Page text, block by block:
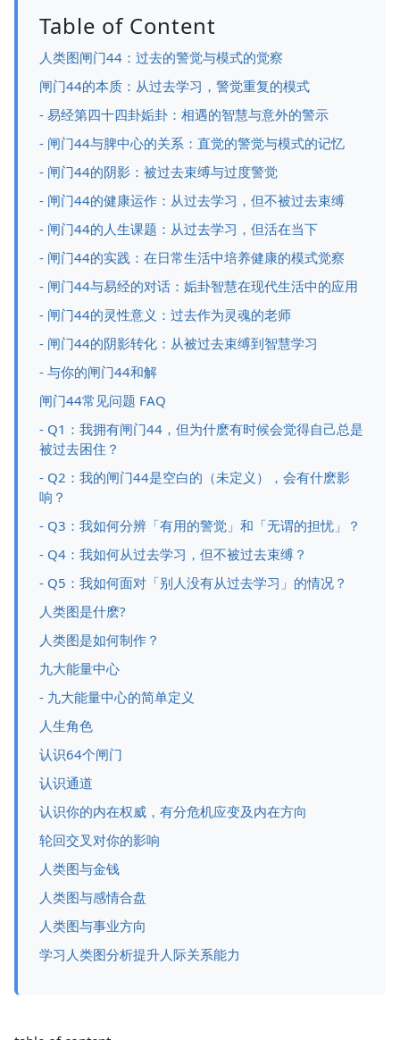
Table of Content
人类图闸门44：过去的警觉与模式的觉察
闸门44的本质：从过去学习，警觉重复的模式
- 易经第四十四卦姤卦：相遇的智慧与意外的警示
- 闸门44与脾中心的关系：直觉的警觉与模式的记忆
- 闸门44的阴影：被过去束缚与过度警觉
- 闸门44的健康运作：从过去学习，但不被过去束缚
- 闸门44的人生课题：从过去学习，但活在当下
- 闸门44的实践：在日常生活中培养健康的模式觉察
- 闸门44与易经的对话：姤卦智慧在现代生活中的应用
- 闸门44的灵性意义：过去作为灵魂的老师
- 闸门44的阴影转化：从被过去束缚到智慧学习
- 与你的闸门44和解
闸门44常见问题 FAQ
- Q1：我拥有闸门44，但为什麽有时候会觉得自己总是
被过去困住？
- Q2：我的闸门44是空白的（未定义），会有什麽影
响？
- Q3：我如何分辨「有用的警觉」和「无谓的担忧」？
- Q4：我如何从过去学习，但不被过去束缚？
- Q5：我如何面对「别人没有从过去学习」的情况？
人类图是什麽?
人类图是如何制作？
九大能量中心
- 九大能量中心的简单定义
人生角色
认识64个闸门
认识通道
认识你的内在权威，有分危机应变及内在方向
轮回交叉对你的影响
人类图与金钱
人类图与感情合盘
人类图与事业方向
学习人类图分析提升人际关系能力